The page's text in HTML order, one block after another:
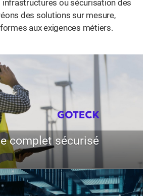
ou sécurisation des
des solutions sur mesure,
aux exigences métiers.
complet sécurisé